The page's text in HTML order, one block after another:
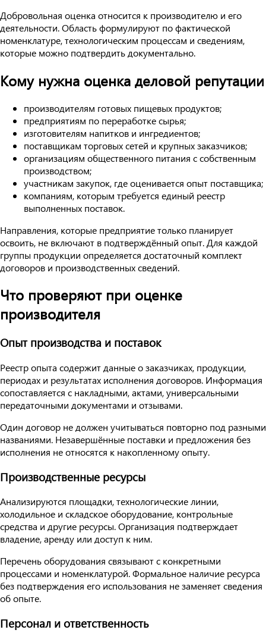
Добровольная оценка относится к производителю и его
деятельности. Область формулируют по фактической
номенклатуре, технологическим процессам и сведениям,
которые можно подтвердить документально.
Кому нужна оценка деловой репутации
производителям готовых пищевых продуктов;
предприятиям по переработке сырья;
изготовителям напитков и ингредиентов;
поставщикам торговых сетей и крупных заказчиков;
организациям общественного питания с собственным
производством;
участникам закупок, где оценивается опыт поставщика;
компаниям, которым требуется единый реестр
выполненных поставок.
Направления, которые предприятие только планирует
освоить, не включают в подтверждённый опыт. Для каждой
группы продукции определяется достаточный комплект
договоров и производственных сведений.
Что проверяют при оценке
производителя
Опыт производства и поставок
Реестр опыта содержит данные о заказчиках, продукции,
периодах и результатах исполнения договоров. Информация
сопоставляется с накладными, актами, универсальными
передаточными документами и отзывами.
Один договор не должен учитываться повторно под разными
названиями. Незавершённые поставки и предложения без
исполнения не относятся к накопленному опыту.
Производственные ресурсы
Анализируются площадки, технологические линии,
холодильное и складское оборудование, контрольные
средства и другие ресурсы. Организация подтверждает
владение, аренду или доступ к ним.
Перечень оборудования связывают с конкретными
процессами и номенклатурой. Формальное наличие ресурса
без подтверждения его использования не заменяет сведения
об опыте.
Персонал и ответственность